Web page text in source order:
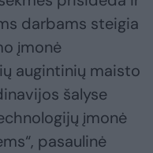
darbams steigia
įmonė
augintinių maisto
šalyse
įmonė
pasaulinė